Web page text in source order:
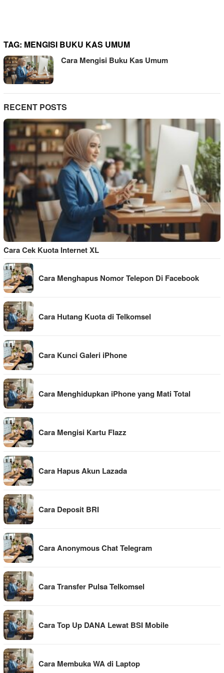
TAG: MENGISI BUKU KAS UMUM
Cara Mengisi Buku Kas Umum
RECENT POSTS
Cara Cek Kuota Internet XL
Cara Menghapus Nomor Telepon Di Facebook
Cara Hutang Kuota di Telkomsel
Cara Kunci Galeri iPhone
Cara Menghidupkan iPhone yang Mati Total
Cara Mengisi Kartu Flazz
Cara Hapus Akun Lazada
Cara Deposit BRI
Cara Anonymous Chat Telegram
Cara Transfer Pulsa Telkomsel
Cara Top Up DANA Lewat BSI Mobile
Cara Membuka WA di Laptop